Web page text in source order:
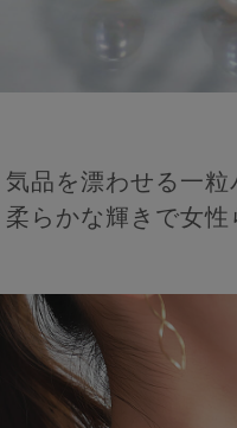
気品を漂わせる一粒
柔らかな輝きで女性